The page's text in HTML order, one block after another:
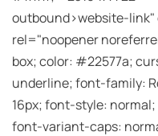
outbound>website-
rel="noopener
box; color: #22577a;
underline; font-family:
16px; font-style:
font-variant-caps: